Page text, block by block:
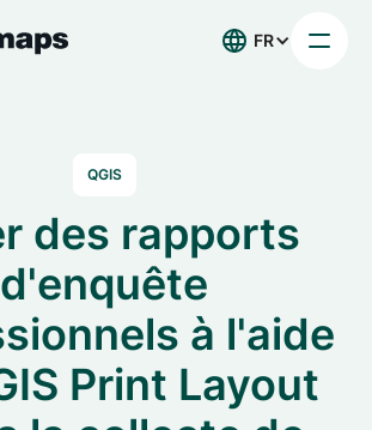
FR
QGIS
des rapports
d'enquête
à l'aide
Print Layout